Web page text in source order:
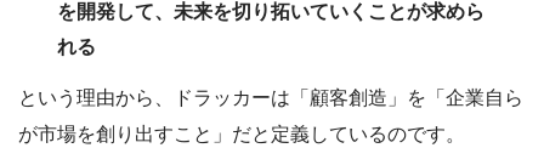
を開発して、未来を切り拓いていくことが求めら
れる
という理由から、ドラッカーは「顧客創造」を「企業自ら
が市場を創り出すこと」だと定義しているのです。